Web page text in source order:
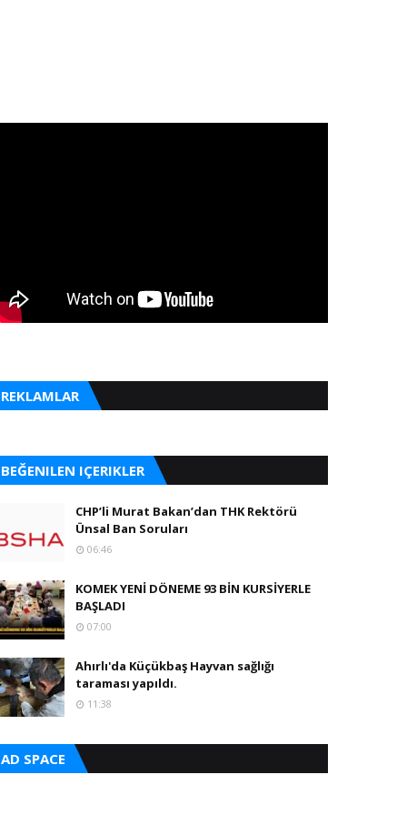
REKLAMLAR
BEĞENILEN IÇERIKLER
CHP’li Murat Bakan’dan THK Rektörü
Ünsal Ban Soruları
06:46
KOMEK YENİ DÖNEME 93 BİN KURSİYERLE
BAŞLADI
07:00
Ahırlı'da Küçükbaş Hayvan sağlığı
taraması yapıldı.
11:38
AD SPACE